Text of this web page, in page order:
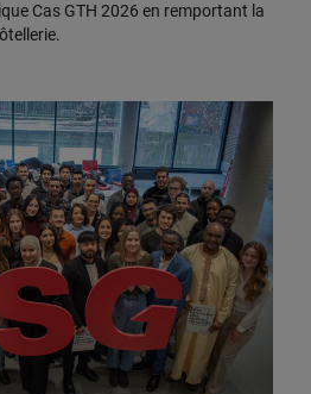
Cas GTH 2026 en remportant la